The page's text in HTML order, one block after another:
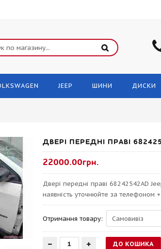
JEEP ШИНИ ДИСКИ
ДВЕРІ ПЕРЕДНІ ПРАВІ
22000.00грн.
Двері передні праві 68242542AD
наявність уточнюйте за телефоном
Отримання товару: